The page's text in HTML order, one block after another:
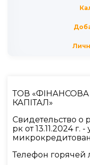
ТОВ
КАПІТАЛ»
Свидетельство о
рк от 13.11.2024 г. -
Телефон горячей